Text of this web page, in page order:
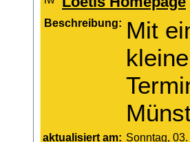
Beschreibung: Mit
aktualisiert am: Sonntag,